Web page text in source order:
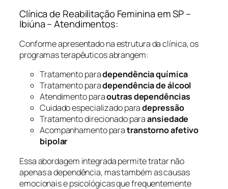
Clínica de Reabilitação Feminina em SP –
Ibiúna – Atendimentos:
Conforme apresentado na estrutura da clínica, os
programas terapêuticos abrangem:
Tratamento paradependência química
Tratamento paradependência de álcool
Atendimento paraoutras dependências
Cuidado especializado paradepressão
Tratamento direcionado paraansiedade
Acompanhamento paratranstorno afetivo
bipolar
Essa abordagem integrada permite tratar não
apenas a dependência, mas também as causas
emocionais e psicológicas que frequentemente